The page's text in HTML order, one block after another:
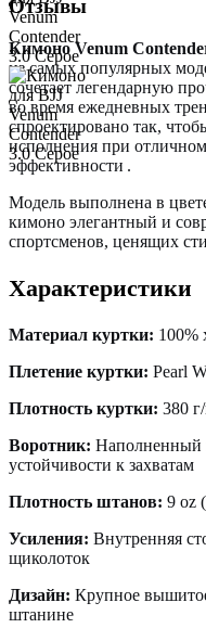
Отзывы
Кимоно Venum
из самых популярных
сочетает легендарную
во время ежедневных
спроектировано так,
исполнения при
эффективности .
Модель выполнена в
кимоно элегантный и
спортсменов, ценящих
Характеристики
Материал куртки: 100%
Плетение куртки: Pearl
Плотность куртки: 380
Воротник: Наполненный
устойчивости к захватам
Плотность штанов: 9 oz
Усиления: Внутренняя
щиколоток
Дизайн: Крупное
штанине